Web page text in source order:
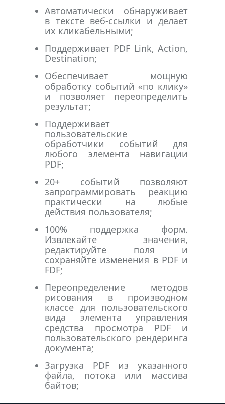
Автоматически обнаруживает
в тексте веб-ссылки и делает
их кликабельными;
Поддерживает PDF Link, Action,
Destination;
Обеспечивает мощную
обработку событий «по клику»
и позволяет переопределить
результат;
Поддерживает
пользовательские
обработчики событий для
любого элемента навигации
PDF;
20+ событий позволяют
запрограммировать реакцию
практически на любые
действия пользователя;
100% поддержка форм.
Извлекайте значения,
редактируйте поля и
сохраняйте изменения в PDF и
FDF;
Переопределение методов
рисования в производном
классе для пользовательского
вида элемента управления
средства просмотра PDF и
пользовательского рендеринга
документа;
Загрузка PDF из указанного
файла, потока или массива
байтов;